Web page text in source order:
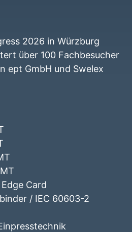
2026 in Würzburg
über 100 Fachbesucher
ept GmbH und Swelex
Card
/ IEC 60603-2